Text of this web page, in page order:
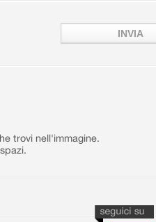
trovi nell'immagine.